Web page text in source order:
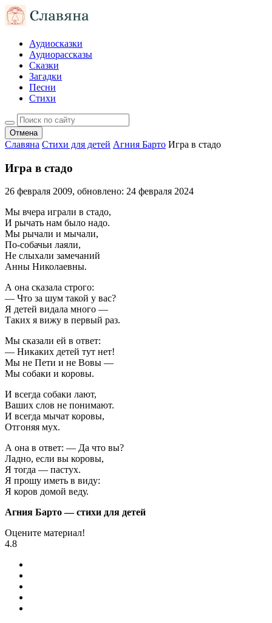
Аудиосказки
Аудиорассказы
Сказки
Загадки
Песни
Стихи
Отмена
Славяна Стихи для детей Агния Барто Игра в стадо
Игра в стадо
26 февраля 2009, обновлено: 24 февраля 2024
Мы вчера играли в стадо,
И рычать нам было надо.
Мы рычали и мычали,
По-собачьи лаяли,
Не слыхали замечаний
Анны Николаевны.
А она сказала строго:
— Что за шум такой у вас?
Я детей видала много —
Таких я вижу в первый раз.
Мы сказали ей в ответ:
— Никаких детей тут нет!
Мы не Пети и не Вовы —
Мы собаки и коровы.
И всегда собаки лают,
Ваших слов не понимают.
И всегда мычат коровы,
Отгоняя мух.
А она в ответ: — Да что вы?
Ладно, если вы коровы,
Я тогда — пастух.
Я прошу иметь в виду:
Я коров домой веду.
Агния Барто — стихи для детей
Оцените материал!
4.8